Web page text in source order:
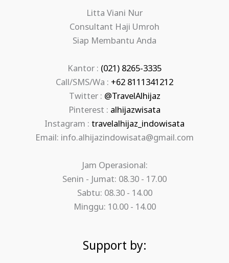
Litta Viani Nur
Consultant Haji Umroh
Siap Membantu Anda
Kantor : (021) 8265-3335
Call/SMS/Wa : +62 8111341212
Twitter : @TravelAlhijaz
Pinterest : alhijazwisata
Instagram : travelalhijaz_indowisata
Email: info.alhijazindowisata@gmail.com
Jam Operasional:
Senin - Jumat: 08.30 - 17.00
Sabtu: 08.30 - 14.00
Minggu: 10.00 - 14.00
Support by: